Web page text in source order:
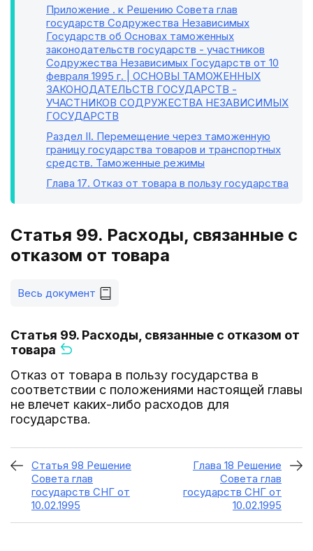
Приложение . к Решению Совета глав
государств Содружества Независимых
Государств об Основах таможенных
законодательств государств - участников
Содружества Независимых Государств от 10
февраля 1995 г. | ОСНОВЫ ТАМОЖЕННЫХ
ЗАКОНОДАТЕЛЬСТВ ГОСУДАРСТВ -
УЧАСТНИКОВ СОДРУЖЕСТВА НЕЗАВИСИМЫХ
ГОСУДАРСТВ
Раздел II. Перемещение через таможенную
границу государства товаров и транспортных
средств. Таможенные режимы
Глава 17. Отказ от товара в пользу государства
Статья 99. Расходы, связанные с
отказом от товара
Весь документ
Статья 99. Расходы, связанные с отказом от
товара
Отказ от товара в пользу государства в
соответствии с положениями настоящей главы
не влечет каких-либо расходов для
государства.
Статья 98 Решение
Совета глав
государств СНГ от
10.02.1995
Глава 18 Решение
Совета глав
государств СНГ от
10.02.1995